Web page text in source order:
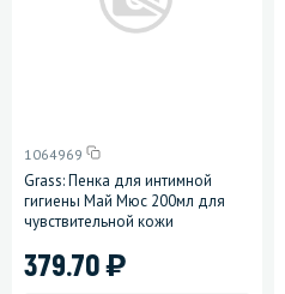
1064969
Grass: Пенка для интимной
гигиены Май Мюс 200мл для
чувствительной кожи
379.70)